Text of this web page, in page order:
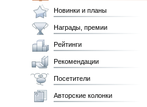
Новинки и планы
Награды, премии
Рейтинги
Рекомендации
Посетители
Авторские колонки